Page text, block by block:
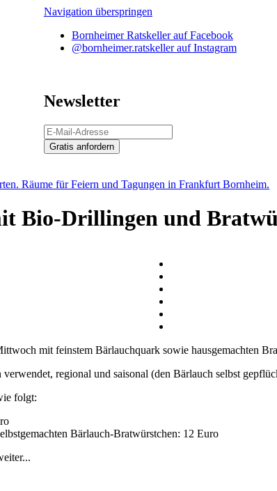
Navigation überspringen
Bornheimer Ratskeller auf Facebook
@bornheimer.ratskeller auf Instagram
Newsletter
Gratis anfordern
Bio-Drillingen und
mit feinstem Bärlauchquark sowie hausgemachten
regional und saisonal (den Bärlauch selbst
folgt:
Bärlauch-Bratwürstchen: 12 Euro